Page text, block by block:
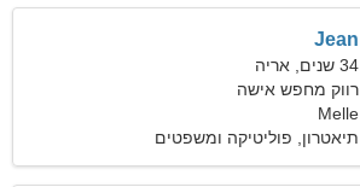
Jean
34 שנים, אריה
רווק מחפש אישה
Melle
תיאטרון, פוליטיקה ומשפטים